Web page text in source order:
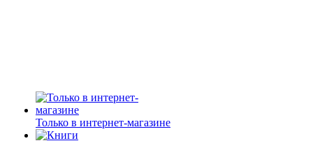
Только в интернет-магазине